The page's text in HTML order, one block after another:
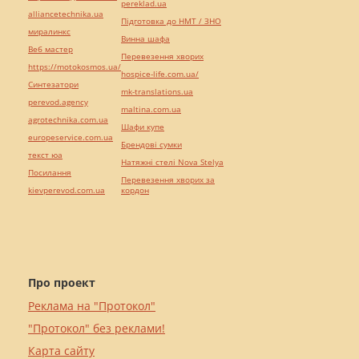
Про проект
Реклама на "Протокол"
"Протокол" без реклами!
Карта сайту
alliancetechnika.ua
миралинкс
Веб мастер
https://motokosmos.ua/
Синтезатори
perevod.agency
agrotechnika.com.ua
europeservice.com.ua
текст юа
Посилання
kievperevod.com.ua
pereklad.ua
Підготовка до НМТ / ЗНО
Винна шафа
Перевезення хворих
hospice-life.com.ua/
mk-translations.ua
maltina.com.ua
Шафи купе
Брендові сумки
Натяжні стелі Nova Stelya
Перевезення хворих за
кордон